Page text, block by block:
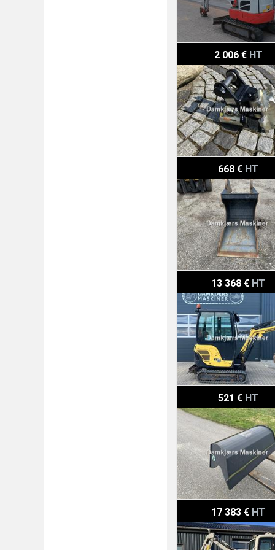
2 006 € HT
Takeuchi TB 216
668 € HT
Volvo EC 70
13 368 € HT
Yanmar SV18 Yanmar
521 € HT
Volvo ECR25D
17 383 € HT
Takeuchi TB 216